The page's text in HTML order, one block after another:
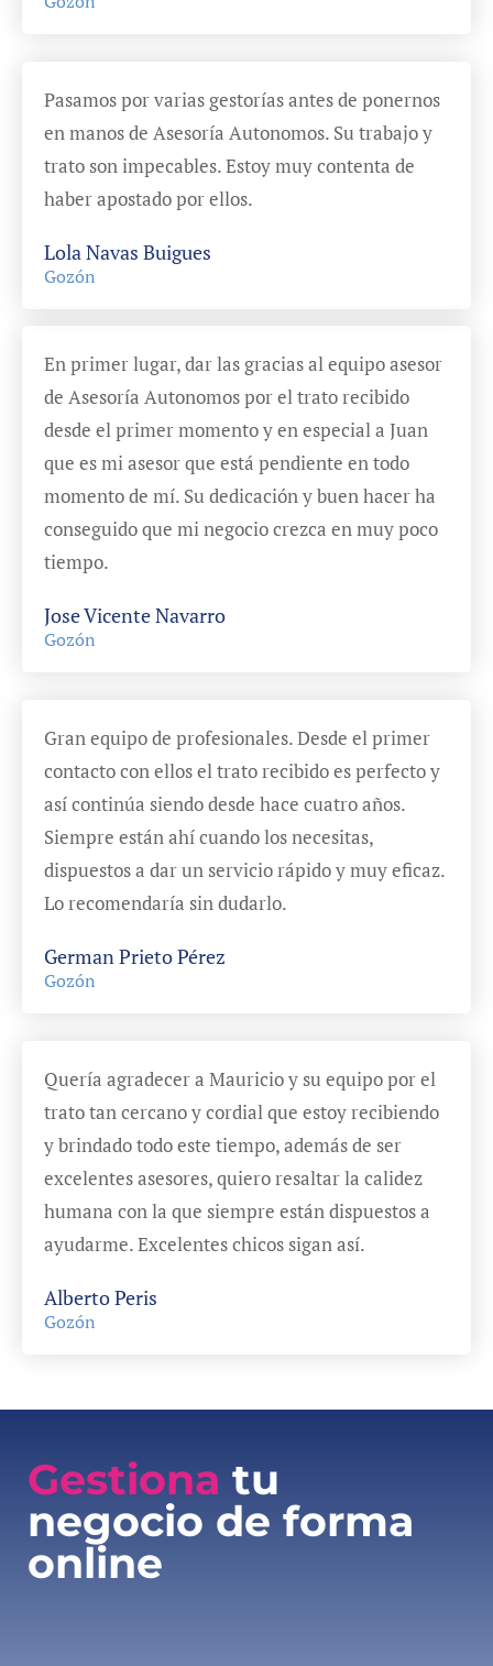
Pasamos por varias gestorías antes de ponernos
en manos de Asesoría Autonomos. Su trabajo y
trato son impecables. Estoy muy contenta de
haber apostado por ellos.
Lola Navas Buigues
Gozón
En primer lugar, dar las gracias al equipo asesor
de Asesoría Autonomos por el trato recibido
desde el primer momento y en especial a Juan
que es mi asesor que está pendiente en todo
momento de mí. Su dedicación y buen hacer ha
conseguido que mi negocio crezca en muy poco
tiempo.
Jose Vicente Navarro
Gozón
Gran equipo de profesionales. Desde el primer
contacto con ellos el trato recibido es perfecto y
así continúa siendo desde hace cuatro años.
Siempre están ahí cuando los necesitas,
dispuestos a dar un servicio rápido y muy eficaz.
Lo recomendaría sin dudarlo.
German Prieto Pérez
Gozón
Quería agradecer a Mauricio y su equipo por el
trato tan cercano y cordial que estoy recibiendo
y brindado todo este tiempo, además de ser
excelentes asesores, quiero resaltar la calidez
humana con la que siempre están dispuestos a
ayudarme. Excelentes chicos sigan así.
Alberto Peris
Gozón
Gestiona tu
negocio de forma
online